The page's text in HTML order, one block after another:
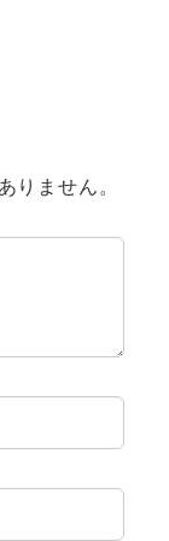
りません。